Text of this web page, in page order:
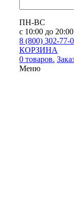
ПН-ВС
с 10:00 до 20:00
8 (800) 302-77-
КОРЗИНА
0 товаров.
Меню